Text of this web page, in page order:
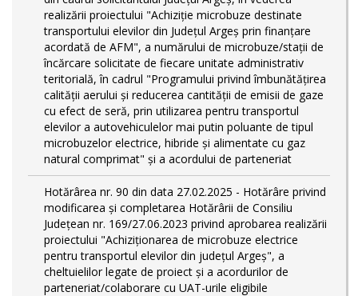
realizării proiectului "Achiziție microbuze destinate
transportului elevilor din Județul Argeș prin finanțare
acordată de AFM", a numărului de microbuze/stații de
încărcare solicitate de fiecare unitate administrativ
teritorială, în cadrul "Programului privind îmbunătățirea
calității aerului și reducerea cantității de emisii de gaze
cu efect de seră, prin utilizarea pentru transportul
elevilor a autovehiculelor mai putin poluante de tipul
microbuzelor electrice, hibride și alimentate cu gaz
natural comprimat" și a acordului de parteneriat
Hotărârea nr. 90 din data 27.02.2025 - Hotărâre privind
modificarea și completarea Hotărârii de Consiliu
Județean nr. 169/27.06.2023 privind aprobarea realizării
proiectului "Achiziționarea de microbuze electrice
pentru transportul elevilor din județul Argeș", a
cheltuielilor legate de proiect și a acordurilor de
parteneriat/colaborare cu UAT-urile eligibile